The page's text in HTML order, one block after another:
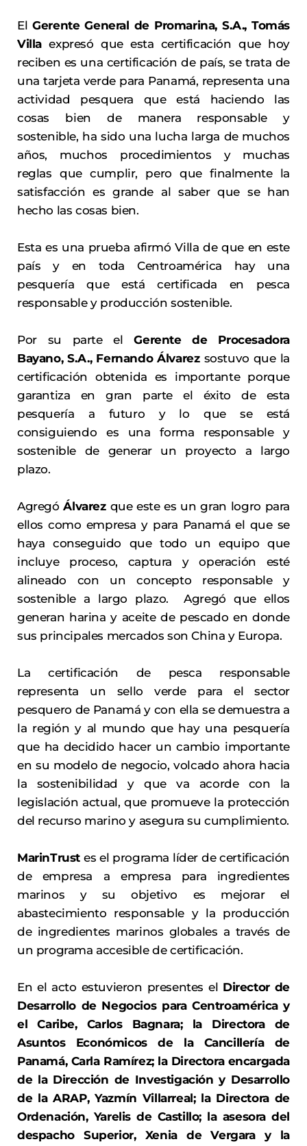
El Gerente General de Promarina, S.A., Tomás
Villa expresó que esta certificación que hoy
reciben es una certificación de país, se trata de
una tarjeta verde para Panamá, representa una
actividad pesquera que está haciendo las
cosas bien de manera responsable y
sostenible, ha sido una lucha larga de muchos
años, muchos procedimientos y muchas
reglas que cumplir, pero que finalmente la
satisfacción es grande al saber que se han
hecho las cosas bien.
Esta es una prueba afirmó Villa de que en este
país y en toda Centroamérica hay una
pesquería que está certificada en pesca
responsable y producción sostenible.
Por su parte elGerente de Procesadora
Bayano, S.A., Fernando Álvarezsostuvo que la
certificación obtenida es importante porque
garantiza en gran parte el éxito de esta
pesquería a futuro y lo que se está
consiguiendo es una forma responsable y
sostenible de generar un proyecto a largo
plazo.
Agregó Álvarezque este es un gran logro para
ellos como empresa y para Panamá el que se
haya conseguido que todo un equipo que
incluye proceso, captura y operación esté
alineado con un concepto responsable y
sostenible a largo plazo. Agregó que ellos
generan harina y aceite de pescado en donde
sus principales mercados son China y Europa.
La certificación de pesca responsable
representa un sello verde para el sector
pesquero de Panamá y con ella se demuestra a
la región y al mundo que hay una pesquería
que ha decidido hacer un cambio importante
en su modelo de negocio, volcado ahora hacia
la sostenibilidad y que va acorde con la
legislación actual, que promueve la protección
del recurso marino y asegura su cumplimiento.
MarinTrust es el programa líder de certificación
de empresa a empresa para ingredientes
marinos y su objetivo es mejorar el
abastecimiento responsable y la producción
de ingredientes marinos globales a través de
un programa accesible de certificación.
En el acto estuvieron presentes el Director de
Desarrollo de Negocios para Centroamérica y
el Caribe, Carlos Bagnara; la Directora de
Asuntos Económicos de la Cancillería de
Panamá, Carla Ramírez; la Directora encargada
de la Dirección de Investigación y Desarrollo
de la ARAP, Yazmín Villarreal; la Directora de
Ordenación, Yarelis de Castillo; la asesora del
despacho Superior, Xenia de Vergara y la